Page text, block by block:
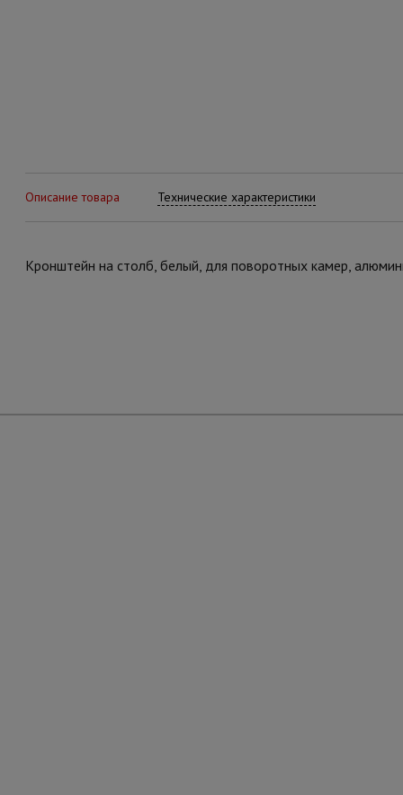
Описание товара Технические характеристики
Кронштейн на столб, белый, для поворотных камер,